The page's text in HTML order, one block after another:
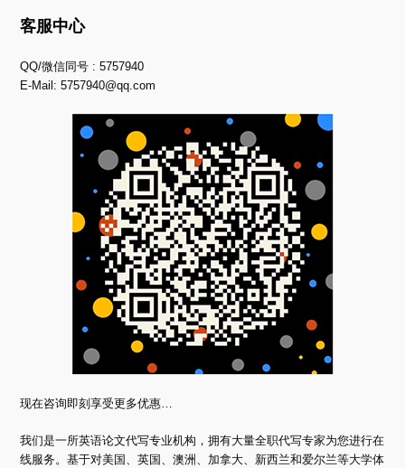
客服中心
QQ/微信同号 : 5757940
E-Mail:5757940@qq.com
现在咨询即刻享受更多优惠…
我们是一所英语论文代写专业机构，拥有大量全职代写专家为您进行在
线服务。基于对美国、英国、澳洲、加拿大、新西兰和爱尔兰等大学体